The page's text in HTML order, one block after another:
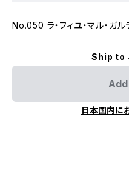
No.050 ラ・フィユ・マル・ガ
Ship to
日本国内に